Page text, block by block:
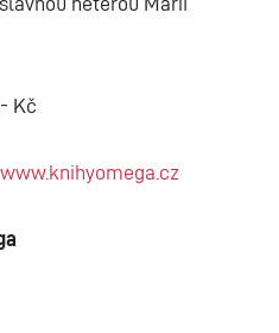
Kč
www.knihyomega.cz